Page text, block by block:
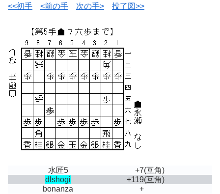
<<初手 <前の手 次の手> 投了図>>
水匠5 +7(互角)
dlshogi
+119(互角)
bonanza
+